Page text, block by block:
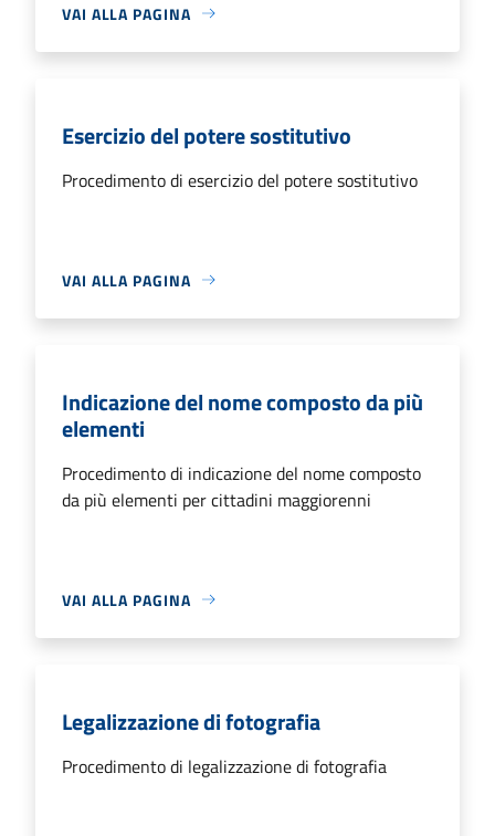
VAI ALLA PAGINA
Esercizio del potere sostitutivo
Procedimento di esercizio del potere sostitutivo
VAI ALLA PAGINA
Indicazione del nome composto da più
elementi
Procedimento di indicazione del nome composto
da più elementi per cittadini maggiorenni
VAI ALLA PAGINA
Legalizzazione di fotografia
Procedimento di legalizzazione di fotografia